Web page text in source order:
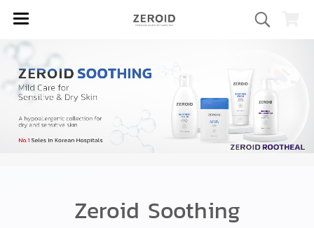
Zeroid Soothing